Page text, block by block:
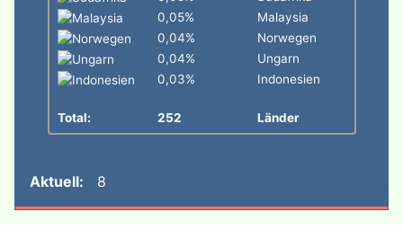
0,05%
Malaysia
0,04%
Norwegen
0,04%
Ungarn
0,03%
Indonesien
Total: 252 Länder
Aktuell: 8